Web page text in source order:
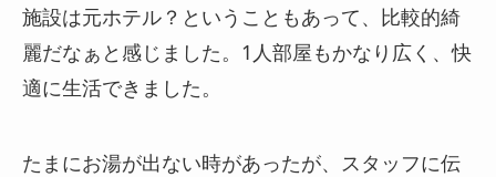
施設は元ホテル？ということもあって、比較的綺
麗だなぁと感じました。1人部屋もかなり広く、快
適に生活できました。
たまにお湯が出ない時があったが、スタッフに伝